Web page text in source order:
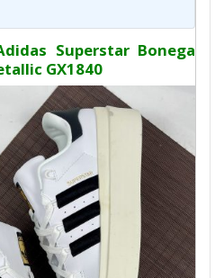
Superstar Bonega
GX1840